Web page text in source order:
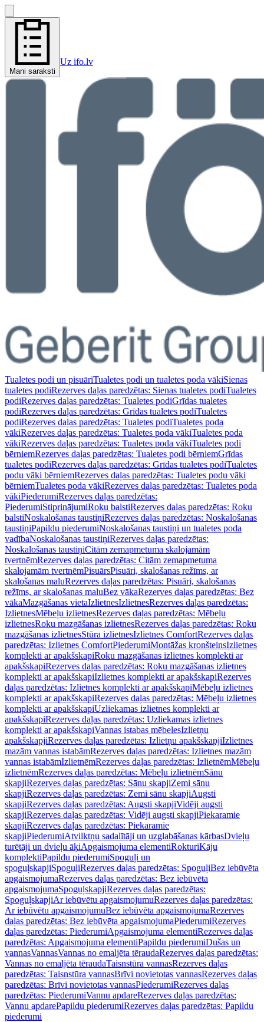
Mani saraksti
Uz ifo.lv
Tualetes podi un pisuāriTualetes podi un tualetes poda vākiSienas
tualetes podiRezerves daļas paredzētas: Sienas tualetes podiTualetes
podiRezerves daļas paredzētas: Tualetes podiGrīdas tualetes
podiRezerves daļas paredzētas: Grīdas tualetes podiTualetes
podiRezerves daļas paredzētas: Tualetes podiTualetes poda
vākiRezerves daļas paredzētas: Tualetes poda vākiTualetes poda
vākiRezerves daļas paredzētas: Tualetes poda vākiTualetes podi
bērniemRezerves daļas paredzētas: Tualetes podi bērniemGrīdas
tualetes podiRezerves daļas paredzētas: Grīdas tualetes podiTualetes
podu vāki bērniemRezerves daļas paredzētas: Tualetes podu vāki
bērniemTualetes poda vākiRezerves daļas paredzētas: Tualetes poda
vākiPiederumiRezerves daļas paredzētas:
PiederumiStiprinājumiRoku balstiRezerves daļas paredzētas: Roku
balstiNoskalošanas taustiņiRezerves daļas paredzētas: Noskalošanas
taustiņiPapildu piederumiNoskalošanas taustiņi un tualetes poda
vadībaNoskalošanas taustiņiRezerves daļas paredzētas:
Noskalošanas taustiņiCitām zemapmetuma skalojamām
tvertnēmRezerves daļas paredzētas: Citām zemapmetuma
skalojamām tvertnēmPisuārsPisuāri, skalošanas režīms, ar
skalošanas maluRezerves daļas paredzētas: Pisuāri, skalošanas
režīms, ar skalošanas maluBez vākaRezerves daļas paredzētas: Bez
vākaMazgāšanas vietaIzlietnesIzlietnesRezerves daļas paredzētas:
IzlietnesMēbeļu izlietnesRezerves daļas paredzētas: Mēbeļu
izlietnesRoku mazgāšanas izlietnesRezerves daļas paredzētas: Roku
mazgāšanas izlietnesStūra izlietnesIzlietnes ComfortRezerves daļas
paredzētas: Izlietnes ComfortPiederumiMontāžas kronšteinsIzlietnes
komplekti ar apakšskapiRoku mazgāšanas izlietnes komplekti ar
apakšskapiRezerves daļas paredzētas: Roku mazgāšanas izlietnes
komplekti ar apakšskapiIzlietnes komplekti ar apakšskapiRezerves
daļas paredzētas: Izlietnes komplekti ar apakšskapiMēbeļu izlietnes
komplekti ar apakšskapiRezerves daļas paredzētas: Mēbeļu izlietnes
komplekti ar apakšskapiUzliekamas izlietnes komplekti ar
apakšskapiRezerves daļas paredzētas: Uzliekamas izlietnes
komplekti ar apakšskapiVannas istabas mēbelesIzlietņu
apakšskapjiRezerves daļas paredzētas: Izlietņu apakšskapjiIzlietnes
mazām vannas istabāmRezerves daļas paredzētas: Izlietnes mazām
vannas istabāmIzlietnēmRezerves daļas paredzētas: IzlietnēmMēbeļu
izlietnēmRezerves daļas paredzētas: Mēbeļu izlietnēmSānu
skapjiRezerves daļas paredzētas: Sānu skapjiZemi sānu
skapjiRezerves daļas paredzētas: Zemi sānu skapjiAugsti
skapjiRezerves daļas paredzētas: Augsti skapjiVidēji augsti
skapjiRezerves daļas paredzētas: Vidēji augsti skapjiPiekaramie
skapjiRezerves daļas paredzētas: Piekaramie
skapjiPiederumiAtvilktņu sadalītāji un uzglabāšanas kārbasDvieļu
turētāji un dvieļu āķiApgaismojuma elementiRokturiKāju
komplektiPapildu piederumiSpoguļi un
spoguļskapjiSpoguļiRezerves daļas paredzētas: SpoguļiBez iebūvēta
apgaismojumaRezerves daļas paredzētas: Bez iebūvēta
apgaismojumaSpoguļskapjiRezerves daļas paredzētas:
SpoguļskapjiAr iebūvētu apgaismojumuRezerves daļas paredzētas:
Ar iebūvētu apgaismojumuBez iebūvēta apgaismojumaRezerves
daļas paredzētas: Bez iebūvēta apgaismojumaPiederumiRezerves
daļas paredzētas: PiederumiApgaismojuma elementiRezerves daļas
paredzētas: Apgaismojuma elementiPapildu piederumiDušas un
vannasVannasVannas no emaljēta tēraudaRezerves daļas paredzētas:
Vannas no emaljēta tēraudaTaisnstūra vannasRezerves daļas
paredzētas: Taisnstūra vannasBrīvi novietotas vannasRezerves daļas
paredzētas: Brīvi novietotas vannasPiederumiRezerves daļas
paredzētas: PiederumiVannu apdareRezerves daļas paredzētas:
Vannu apdarePapildu piederumiRezerves daļas paredzētas: Papildu
piederumi